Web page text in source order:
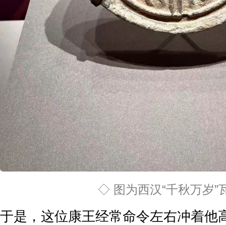
◇ 图为西汉“千秋万岁”
于是，这位康王经常命令左右冲着他